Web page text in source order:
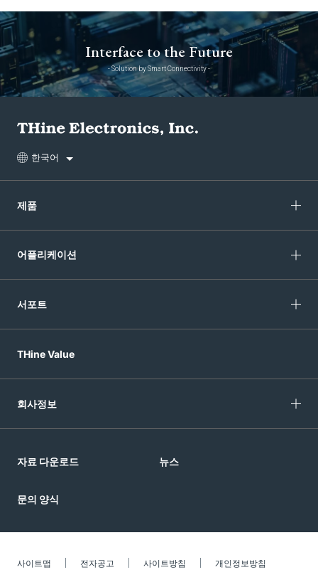
Interface to the Future
- Solution by Smart Connectivity -
한국어
제품
어플리케이션
서포트
THine Value
회사정보
자료 다운로드 뉴스
문의 양식
사이트맵 전자공고 사이트방침 개인정보방침